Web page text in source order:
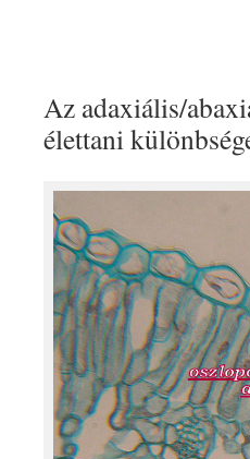
Az adaxiális/
élettani